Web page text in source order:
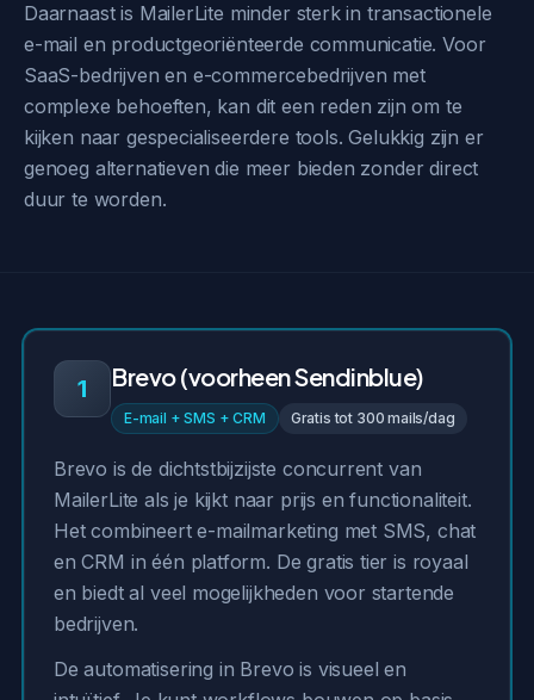
Daarnaast is MailerLite minder sterk in transactionele
e-mail en productgeoriënteerde communicatie. Voor
SaaS-bedrijven en e-commercebedrijven met
complexe behoeften, kan dit een reden zijn om te
kijken naar gespecialiseerdere tools. Gelukkig zijn er
genoeg alternatieven die meer bieden zonder direct
duur te worden.
1 Brevo (voorheen Sendinblue)
E-mail + SMS + CRM Gratis tot 300 mails/dag
Brevo is de dichtstbijzijste concurrent van
MailerLite als je kijkt naar prijs en functionaliteit.
Het combineert e-mailmarketing met SMS, chat
en CRM in één platform. De gratis tier is royaal
en biedt al veel mogelijkheden voor startende
bedrijven.
De automatisering in Brevo is visueel en